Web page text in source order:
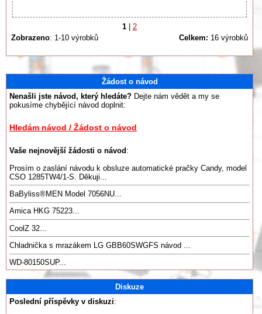
1 | 2
Zobrazeno: 1-10 výrobků Celkem: 16 výrobků
Žádost o návod
Nenašli jste návod, který hledáte? Dejte nám vědět a my se
pokusíme chybějící návod doplnit:
Hledám návod / Žádost o návod
Vaše nejnovější žádosti o návod :
Prosím o zaslání návodu k obsluze automatické pračky Candy, model
CSO 1285TW4/1-S. Děkuji...
BaByliss®️MEN Model 7056NU...
Amica HKG 75223...
CoolZ 32...
Chladnička s mrazákem LG GBB60SWGFS návod ...
WD-80150SUP...
Diskuze
Poslední příspěvky v diskuzi: